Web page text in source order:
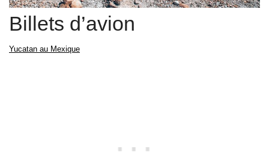
Billets d’avion
Yucatan au Mexique